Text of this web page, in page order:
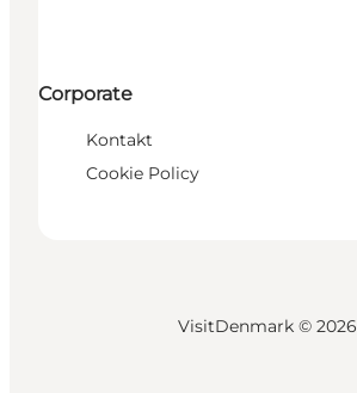
Corporate
Kontakt
Cookie Policy
VisitDenmark © 2026